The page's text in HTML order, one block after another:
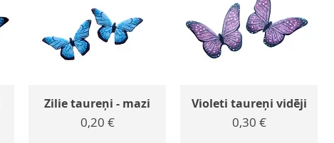
Zilie taureņi - mazi
Cena
0,20 €
Violeti taureņi vidēji
Cena
0,30 €